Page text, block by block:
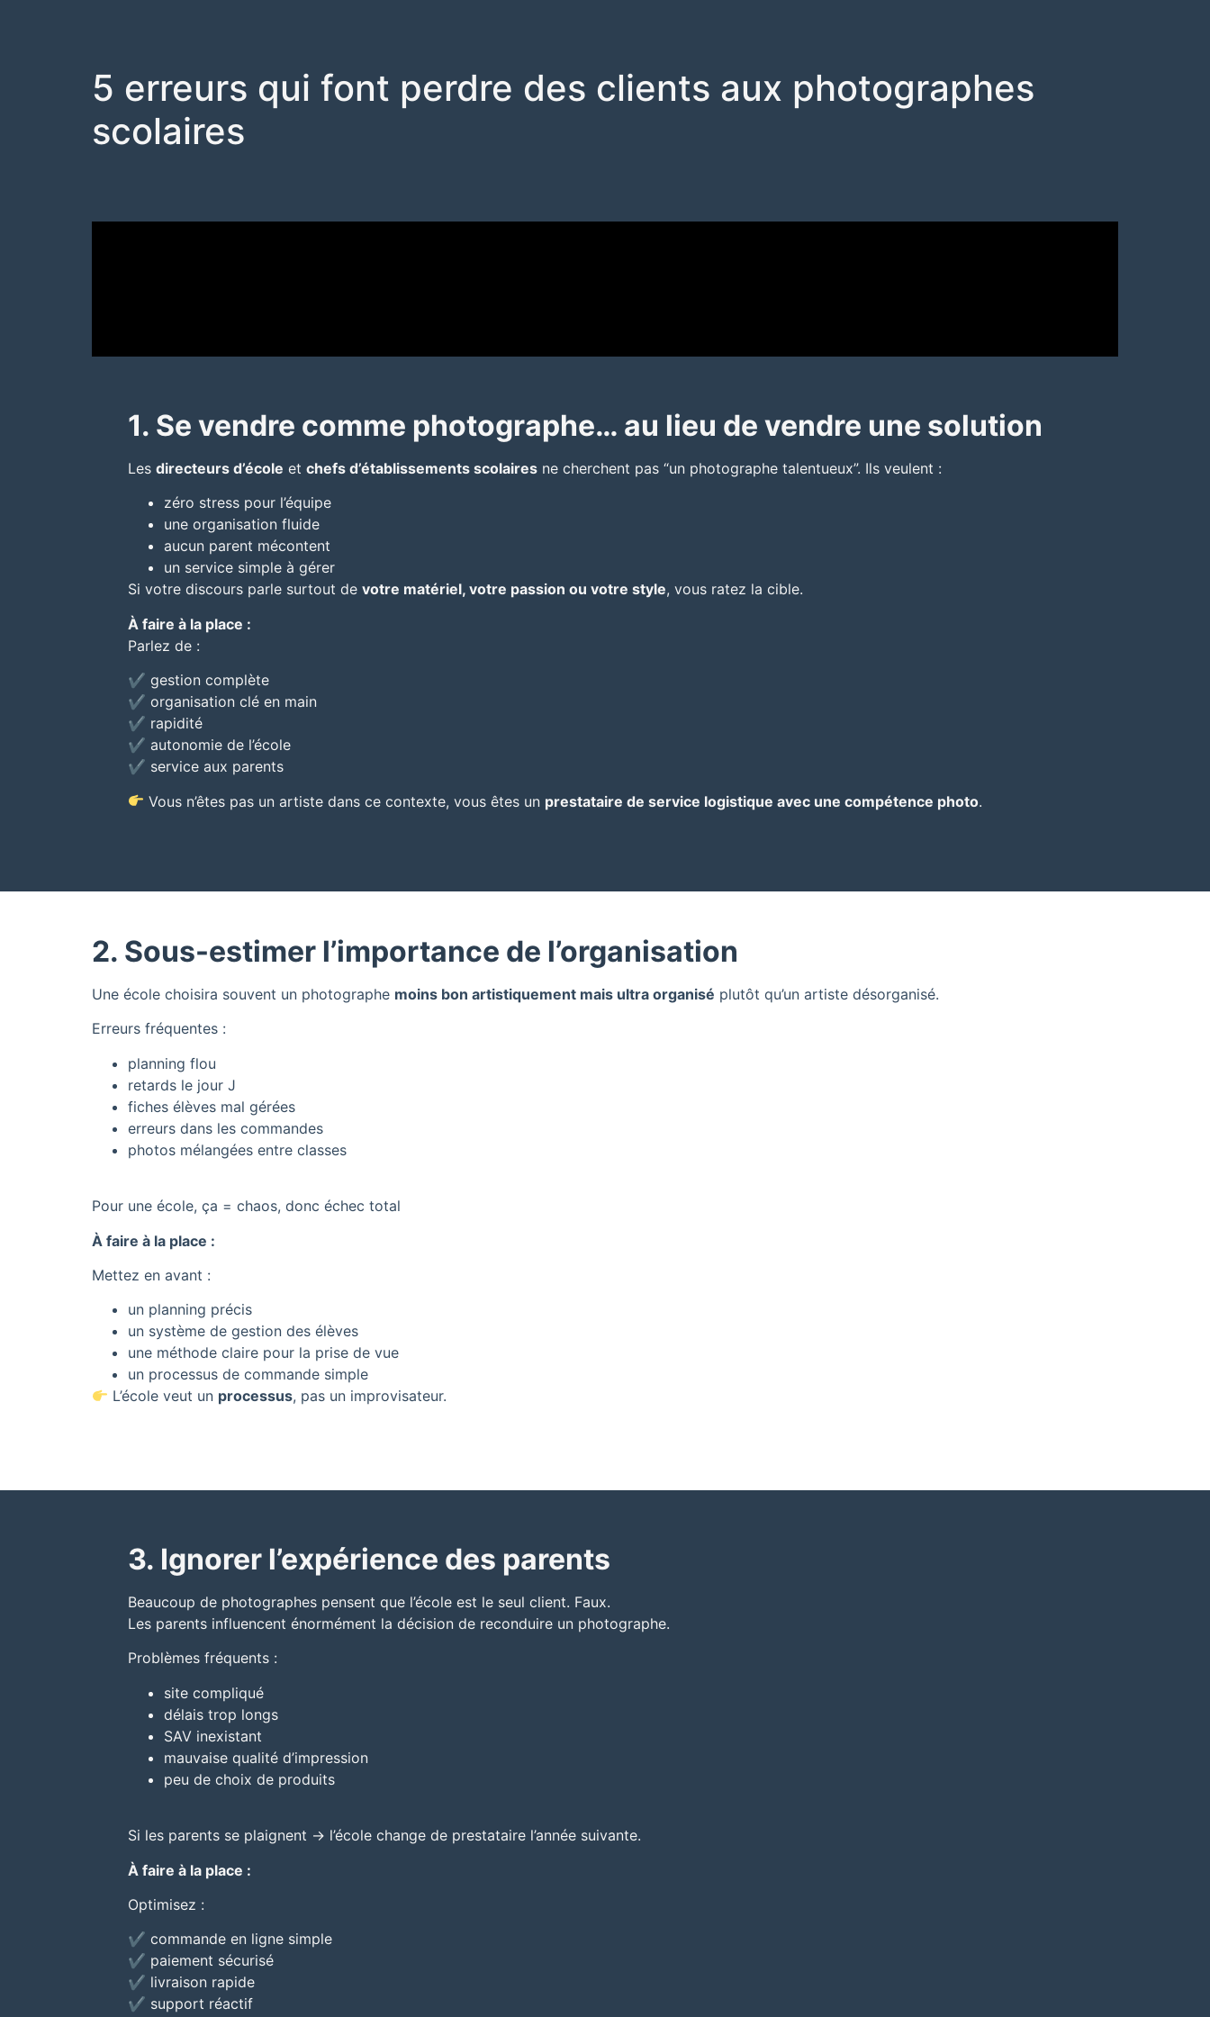
5 erreurs qui font perdre des clients aux photographes
scolaires
1. Se vendre comme photographe… au lieu de vendre une solution
Les directeurs d’école et chefs d’établissements scolaires ne cherchent pas “un photographe talentueux”. Ils veulent :
zéro stress pour l’équipe
une organisation fluide
aucun parent mécontent
un service simple à gérer
Si votre discours parle surtout de votre matériel, votre passion ou votre style, vous ratez la cible.
À faire à la place :
Parlez de :
✔ gestion complète
✔ organisation clé en main
✔ rapidité
✔ autonomie de l’école
✔ service aux parents
Vous n’êtes pas un artiste dans ce contexte, vous êtes un prestataire de service logistique avec une compétence photo.
2. Sous-estimer l’importance de l’organisation
Une école choisira souvent un photographe moins bon artistiquement mais ultra organisé plutôt qu’un artiste désorganisé.
Erreurs fréquentes :
planning flou
retards le jour J
fiches élèves mal gérées
erreurs dans les commandes
photos mélangées entre classes
Pour une école, ça = chaos, donc échec total
À faire à la place :
Mettez en avant :
un planning précis
un système de gestion des élèves
une méthode claire pour la prise de vue
un processus de commande simple
L’école veut un processus, pas un improvisateur.
3. Ignorer l’expérience des parents
Beaucoup de photographes pensent que l’école est le seul client. Faux.
Les parents influencent énormément la décision de reconduire un photographe.
Problèmes fréquents :
site compliqué
délais trop longs
SAV inexistant
mauvaise qualité d’impression
peu de choix de produits
Si les parents se plaignent → l’école change de prestataire l’année suivante.
À faire à la place :
Optimisez :
✔ commande en ligne simple
✔ paiement sécurisé
✔ livraison rapide
✔ support réactif